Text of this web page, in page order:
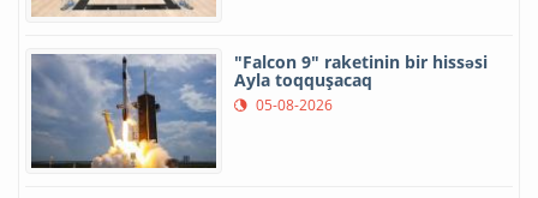
"Falcon 9" raketinin bir hissəsi
Ayla toqquşacaq
05-08-2026